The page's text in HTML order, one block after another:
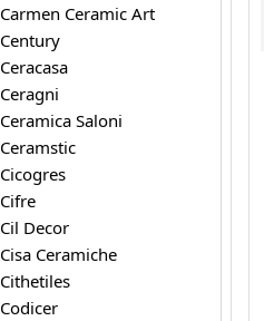
Carmen Ceramic Art
Century
Ceracasa
Ceragni
Ceramica Saloni
Ceramstic
Cicogres
Cifre
Cil Decor
Cisa Ceramiche
Cithetiles
Codicer